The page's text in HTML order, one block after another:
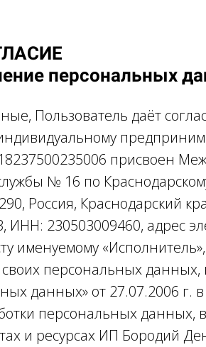
персональных
Пользователь даёт
присвоен
№ 16 по
Россия, Краснодарский
ИНН: 230503009460, адрес
именуемому
персональных данных,
данных» от 27.07.2006 г.
персональных данных,
и ресурсах ИП Бородий